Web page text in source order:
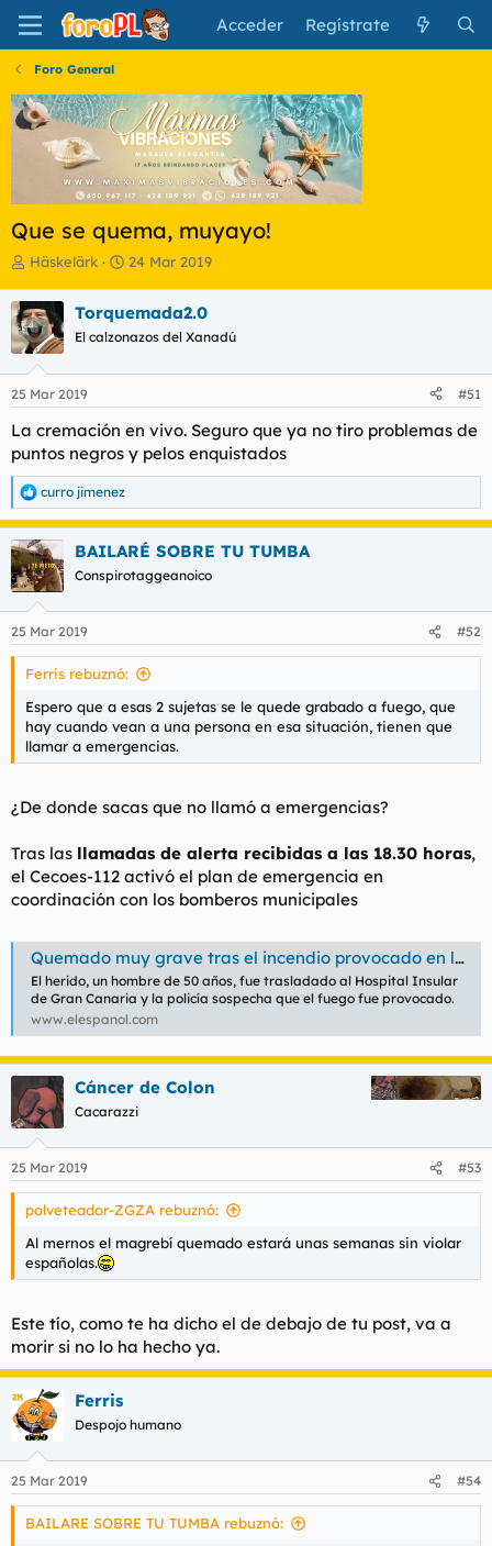
Acceder Regístrate
Foro General
Que se quema, muyayo!
I
i
c
i
a
d
o
d
e
l
t
e
m
a
Häskelärk
F
h
a
e
i
c
i
24 Mar 2019
Torquemada2.0
El calzonazos del Xanadú
25 Mar 2019 #51
La cremación en vivo. Seguro que ya no tiro problemas de
puntos negros y pelos enquistados
R
e
a
c
c
i
e
s
curro jimenez
BAILARÉ SOBRE TU TUMBA
Conspirotaggeanoico
25 Mar 2019 #52
Ferris rebuznó:
Espero que a esas 2 sujetas se le quede grabado a fuego, que
hay cuando vean a una persona en esa situación, tienen que
llamar a emergencias.
¿De donde sacas que no llamó a emergencias?
Tras las llamadas de alerta recibidas a las 18.30 horas,
el Cecoes-112 activó el plan de emergencia en
coordinación con los bomberos municipales
Quemado muy grave tras el incendio provocado en la casa que ocupaban tres magrebíes en Canarias
El herido, un hombre de 50 años, fue trasladado al Hospital Insular
de Gran Canaria y la policía sospecha que el fuego fue provocado.
www.elespanol.com
Cáncer de Colon
Cacarazzi
25 Mar 2019 #53
polveteador-ZGZA rebuznó:
Al mernos el magrebí quemado estará unas semanas sin violar
españolas.
Este tío, como te ha dicho el de debajo de tu post, va a
morir si no lo ha hecho ya.
Ferris
Despojo humano
25 Mar 2019 #54
BAILARE SOBRE TU TUMBA rebuznó: